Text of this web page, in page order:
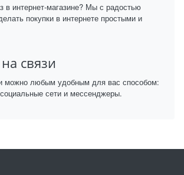
в интернет-магазине? Мы с радостью
покупки в интернете простыми и
связи
можно любым удобным для вас способом:
сети и мессенджеры.